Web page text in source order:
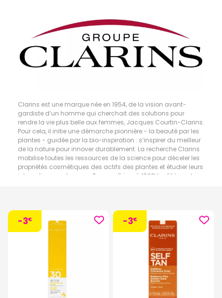
Clarins est une marque née en 1954, de la vision avant-
gardiste d’un homme qui cherchait des solutions pour
rendre la vie plus belle aux femmes, Jacques Courtin-Clarins.
Pour cela, il initie une démarche pionnière - la beauté par les
plantes - guidée par la bio-inspiration : s’inspirer du meilleur
de la nature pour innover durablement. La recherche Clarins
mobilise toutes les ressources de la science pour déceler les
propriétés cosmétiques des actifs des plantes et étudier leurs
interactions sur la peau. Pour maîtriser à 100% les filières et
-3€ -3€